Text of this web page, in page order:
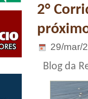
2°
29/mar/
Blog da